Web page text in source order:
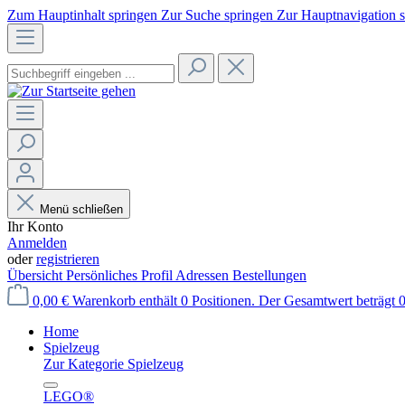
Zum Hauptinhalt springen Zur Suche springen Zur Hauptnavigation
Menü schließen
Ihr Konto
Anmelden
oderregistrieren
Übersicht Persönliches Profil Adressen Bestellungen
0,00 € Warenkorb enthält 0 Positionen. Der Gesamtwert beträgt
Home
Spielzeug
Zur Kategorie Spielzeug
LEGO®